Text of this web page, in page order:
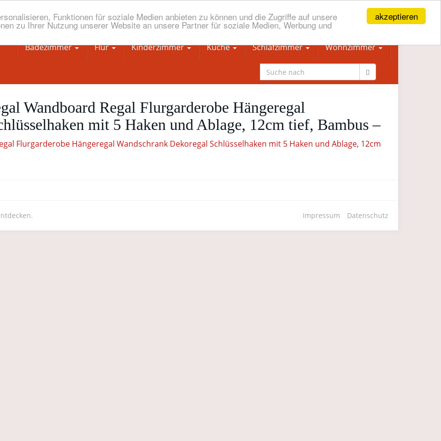
akzeptieren
Funktionen für soziale Medien anbieten zu können und die Zugriffe auf unsere
zu Ihrer Nutzung unserer Website an unsere Partner für soziale Medien, Werbung und
Badezimmer Flur Kinderzimmer Küche Schlafzimmer Wohnzimmer
Wandboard Regal Flurgarderobe Hängeregal
mit 5 Haken und Ablage, 12cm tief, Bambus –
Impressum Datenschutz